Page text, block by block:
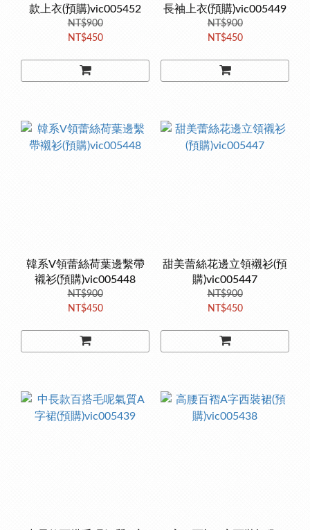
款上衣(預購)vic005452
NT$900
NT$450
長袖上衣(預購)vic005449
NT$900
NT$450
韓系V領蕾絲荷葉邊繫帶
襯衫(預購)vic005448
NT$900
NT$450
甜美蕾絲花邊立領襯衫(預
購)vic005447
NT$900
NT$450